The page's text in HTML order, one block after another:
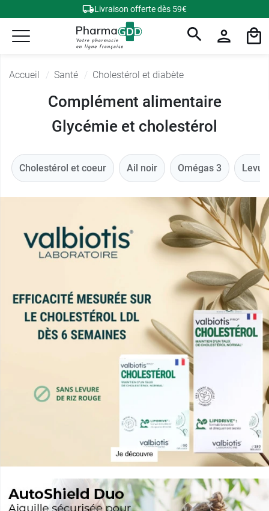
Livraison offerte dès 59€
Accueil Santé Cholestérol et diabète
Complément alimentaire
Glycémie et cholestérol
Cholestérol et coeur Ail noir Omégas 3